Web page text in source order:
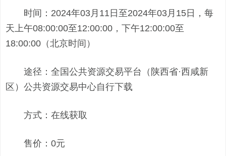
时间：2024年03月11日至2024年03月15日，每
天上午08:00:00至12:00:00，下午12:00:00至
18:00:00（北京时间）
途径：全国公共资源交易平台（陕西省·西咸新
区）公共资源交易中心自行下载
方式：在线获取
售价：0元